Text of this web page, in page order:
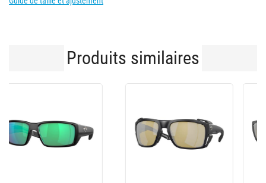
Produits similaires